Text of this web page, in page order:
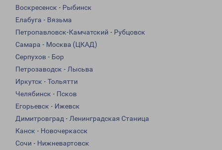
Воскресенск - Рыбинск
Елабуга - Вязьма
Петропавловск-Камчатский - Рубцовск
Самара - Москва (ЦКАД)
Серпухов - Бор
Петрозаводск - Лысьва
Иркутск - Тольятти
Челябинск - Псков
Егорьевск - Ижевск
Димитровград - Ленинградская Станица
Канск - Новочеркасск
Сочи - Нижневартовск